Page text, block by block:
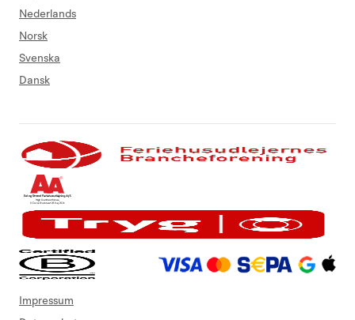
Nederlands
Norsk
Svenska
Dansk
Impressum